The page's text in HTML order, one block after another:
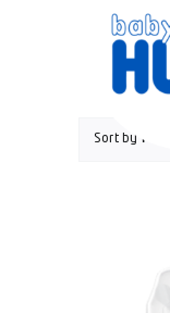
Sort by Price